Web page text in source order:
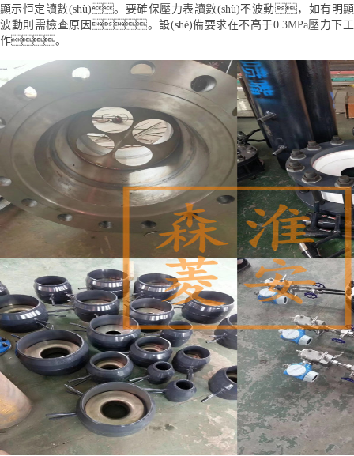
顯示恒定讀數(shù)。要確保壓力表讀數(shù)不波動，如有明顯
波動則需檢查原因。設(shè)備要求在不高于0.3MPa壓力下工
作。